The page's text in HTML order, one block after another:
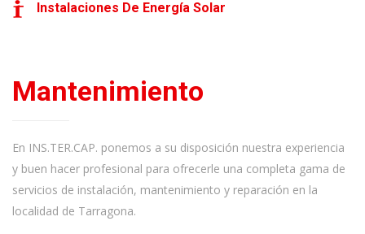
Instalaciones De Energía Solar
Mantenimiento
En INS.TER.CAP. ponemos a su disposición nuestra experiencia
y buen hacer profesional para ofrecerle una completa gama de
servicios de instalación, mantenimiento y reparación en la
localidad de Tarragona.